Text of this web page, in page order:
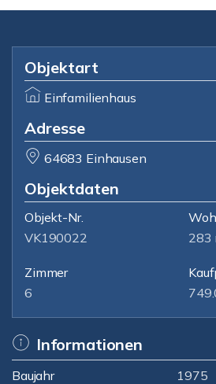
Objektart
Einfamilienhaus
Adresse
64683 Einhausen
Objektdaten
Objekt-Nr.
VK190022
283
Zimmer
6
Informationen
Baujahr
1975